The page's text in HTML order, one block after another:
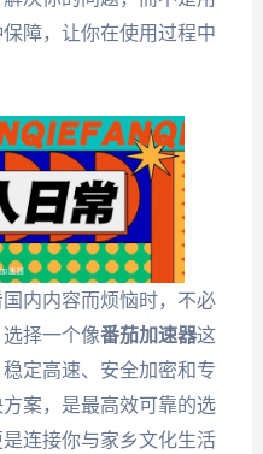
障，让你在使用过程中
内内容而烦恼时，不必
择一个像番茄加速器这
定高速、安全加密和专
案，是最高效可靠的选
连接你与家乡文化生活